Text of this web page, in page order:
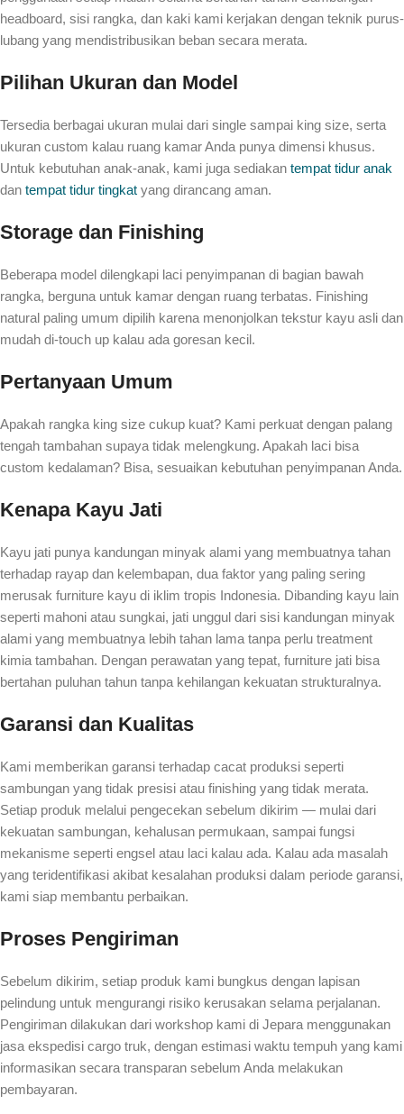
headboard, sisi rangka, dan kaki kami kerjakan dengan teknik purus-
lubang yang mendistribusikan beban secara merata.
Pilihan Ukuran dan Model
Tersedia berbagai ukuran mulai dari single sampai king size, serta
ukuran custom kalau ruang kamar Anda punya dimensi khusus.
Untuk kebutuhan anak-anak, kami juga sediakan tempat tidur anak
dan tempat tidur tingkat yang dirancang aman.
Storage dan Finishing
Beberapa model dilengkapi laci penyimpanan di bagian bawah
rangka, berguna untuk kamar dengan ruang terbatas. Finishing
natural paling umum dipilih karena menonjolkan tekstur kayu asli dan
mudah di-touch up kalau ada goresan kecil.
Pertanyaan Umum
Apakah rangka king size cukup kuat? Kami perkuat dengan palang
tengah tambahan supaya tidak melengkung. Apakah laci bisa
custom kedalaman? Bisa, sesuaikan kebutuhan penyimpanan Anda.
Kenapa Kayu Jati
Kayu jati punya kandungan minyak alami yang membuatnya tahan
terhadap rayap dan kelembapan, dua faktor yang paling sering
merusak furniture kayu di iklim tropis Indonesia. Dibanding kayu lain
seperti mahoni atau sungkai, jati unggul dari sisi kandungan minyak
alami yang membuatnya lebih tahan lama tanpa perlu treatment
kimia tambahan. Dengan perawatan yang tepat, furniture jati bisa
bertahan puluhan tahun tanpa kehilangan kekuatan strukturalnya.
Garansi dan Kualitas
Kami memberikan garansi terhadap cacat produksi seperti
sambungan yang tidak presisi atau finishing yang tidak merata.
Setiap produk melalui pengecekan sebelum dikirim — mulai dari
kekuatan sambungan, kehalusan permukaan, sampai fungsi
mekanisme seperti engsel atau laci kalau ada. Kalau ada masalah
yang teridentifikasi akibat kesalahan produksi dalam periode garansi,
kami siap membantu perbaikan.
Proses Pengiriman
Sebelum dikirim, setiap produk kami bungkus dengan lapisan
pelindung untuk mengurangi risiko kerusakan selama perjalanan.
Pengiriman dilakukan dari workshop kami di Jepara menggunakan
jasa ekspedisi cargo truk, dengan estimasi waktu tempuh yang kami
informasikan secara transparan sebelum Anda melakukan
pembayaran.